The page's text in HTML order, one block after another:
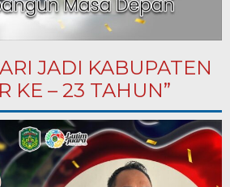
JADI KABUPATEN
KE – 23 TAHUN”